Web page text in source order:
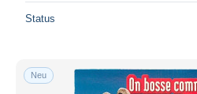
Status
Neu